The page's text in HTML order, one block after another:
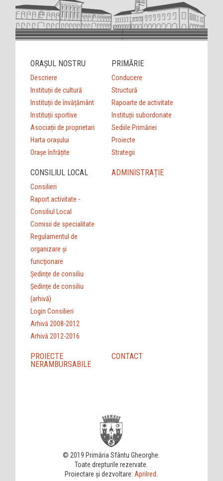
ORAȘUL NOSTRU
Descriere
Instituții de cultură
Instituții de învățământ
Instituții sportive
Asociații de proprietari
Harta orașului
Orașe înfrățite
PRIMĂRIE
Conducere
Structură
Rapoarte de activitate
Instituții subordonate
Sediile Primăriei
Proiecte
Strategii
CONSILIUL LOCAL
Consilieri
Raport activitate -
Consiliul Local
Comisii de specialitate
Regulamentul de
organizare şi
funcţionare
Ședințe de consiliu
Ședințe de consiliu
(arhivă)
Login Consilieri
Arhivă 2008-2012
Arhivă 2012-2016
ADMINISTRAȚIE
PROIECTE
NERAMBURSABILE
CONTACT
© 2019 Primăria Sfântu Gheorghe.
Toate drepturile rezervate.
Proiectare și dezvoltare: Aprilred